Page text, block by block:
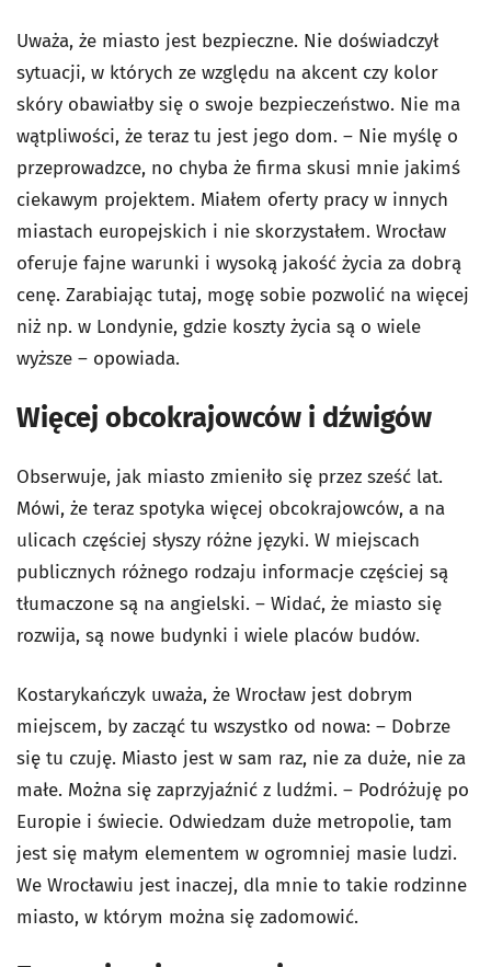
Uważa, że miasto jest bezpieczne. Nie doświadczył
sytuacji, w których ze względu na akcent czy kolor
skóry obawiałby się o swoje bezpieczeństwo. Nie ma
wątpliwości, że teraz tu jest jego dom. – Nie myślę o
przeprowadzce, no chyba że firma skusi mnie jakimś
ciekawym projektem. Miałem oferty pracy w innych
miastach europejskich i nie skorzystałem. Wrocław
oferuje fajne warunki i wysoką jakość życia za dobrą
cenę. Zarabiając tutaj, mogę sobie pozwolić na więcej
niż np. w Londynie, gdzie koszty życia są o wiele
wyższe – opowiada.
Więcej obcokrajowców i dźwigów
Obserwuje, jak miasto zmieniło się przez sześć lat.
Mówi, że teraz spotyka więcej obcokrajowców, a na
ulicach częściej słyszy różne języki. W miejscach
publicznych różnego rodzaju informacje częściej są
tłumaczone są na angielski. – Widać, że miasto się
rozwija, są nowe budynki i wiele placów budów.
Kostarykańczyk uważa, że Wrocław jest dobrym
miejscem, by zacząć tu wszystko od nowa: – Dobrze
się tu czuję. Miasto jest w sam raz, nie za duże, nie za
małe. Można się zaprzyjaźnić z ludźmi. – Podróżuję po
Europie i świecie. Odwiedzam duże metropolie, tam
jest się małym elementem w ogromniej masie ludzi.
We Wrocławiu jest inaczej, dla mnie to takie rodzinne
miasto, w którym można się zadomowić.